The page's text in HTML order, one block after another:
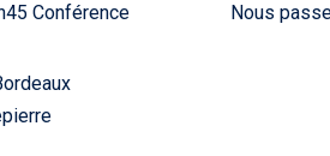
Conférence Nous